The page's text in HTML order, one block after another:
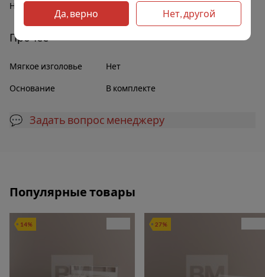
Наличие полок
Прочее
Мягкое изголовье Нет
Основание В комплекте
💬 Задать вопрос менеджеру
Популярные товары
14% 27%
Да, верно Нет, другой